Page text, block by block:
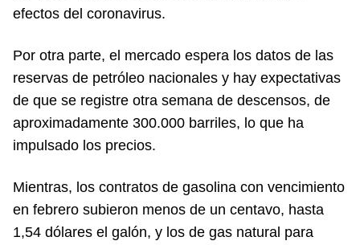
efectos del coronavirus.
Por otra parte, el mercado espera los datos de las
reservas de petróleo nacionales y hay expectativas
de que se registre otra semana de descensos, de
aproximadamente 300.000 barriles, lo que ha
impulsado los precios.
Mientras, los contratos de gasolina con vencimiento
en febrero subieron menos de un centavo, hasta
1,54 dólares el galón, y los de gas natural para